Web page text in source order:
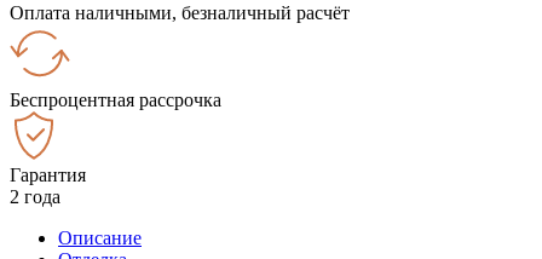
Оплата наличными, безналичный расчёт
Беспроцентная рассрочка
Гарантия
2 года
Описание